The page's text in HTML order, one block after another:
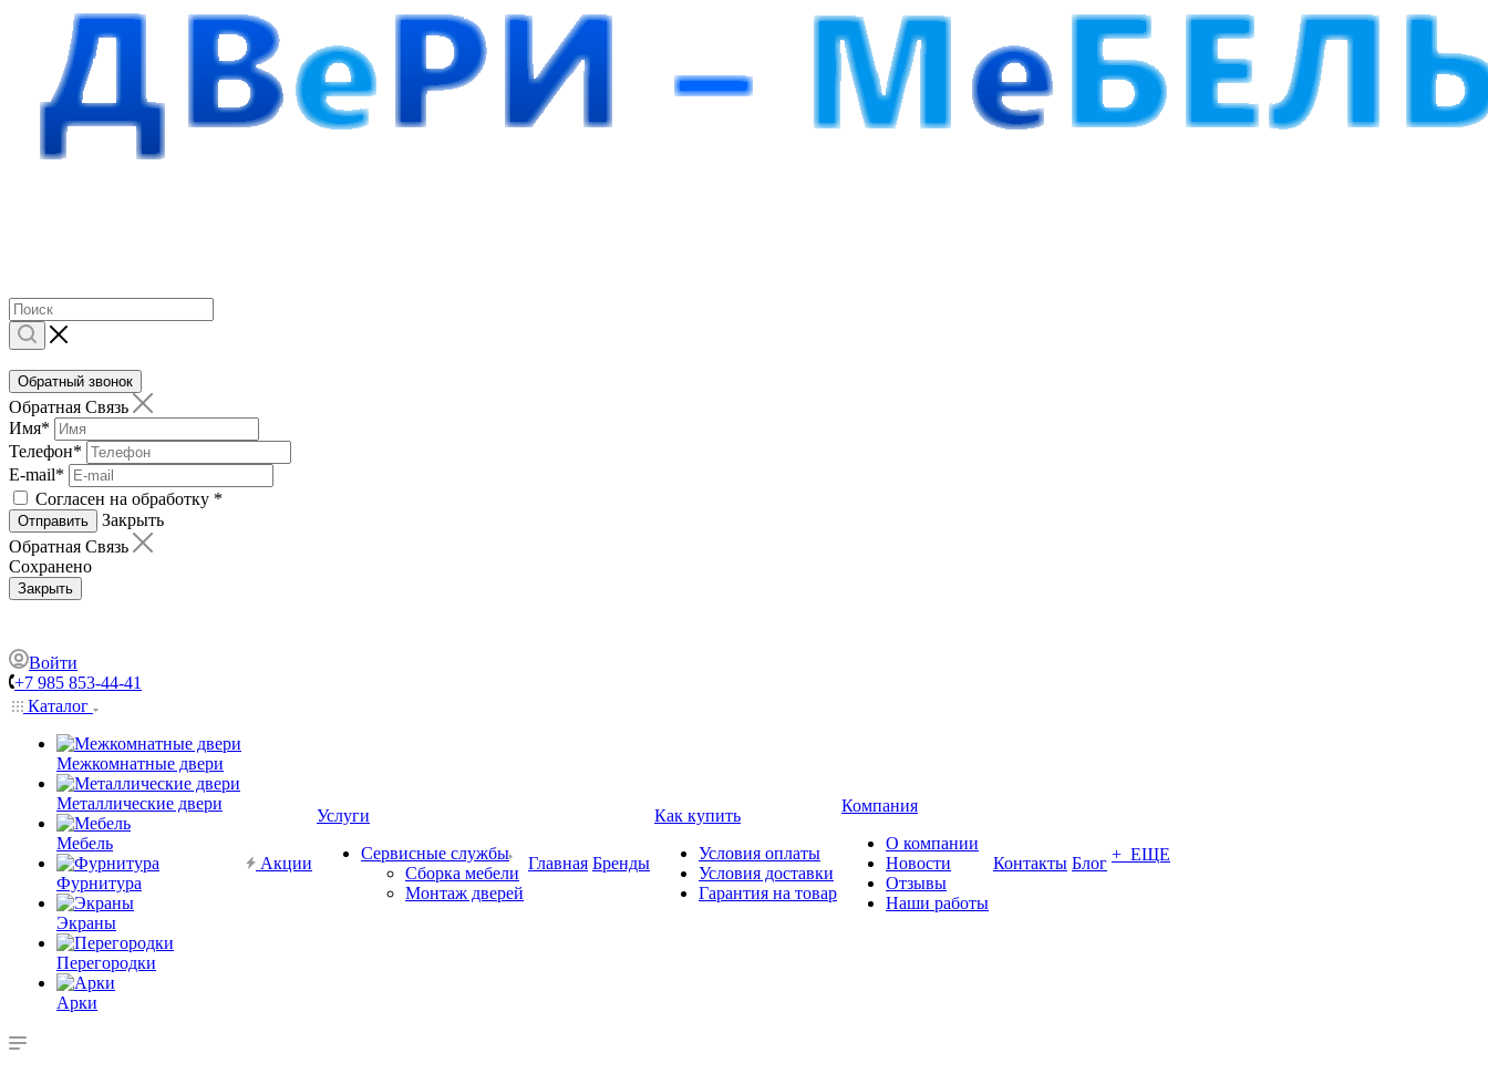
Обратный звонок
Обратная Связь
Имя*
Телефон*
E-mail*
Согласен на обработку *
Отправить
Закрыть
Обратная Связь
Сохранено
Закрыть
Войти
+7 985 853-44-41
Каталог
Межкомнатные двери
Металлические двери
Мебель
Фурнитура
Экраны
Перегородки
Арки
Акции
Услуги
Сервисные службы
Сборка мебели
Монтаж дверей
Главная Бренды
Как купить
Условия оплаты
Условия доставки
Гарантия на товар
Компания
О компании
Новости
Отзывы
Наши работы
Контакты Блог + ЕЩЕ